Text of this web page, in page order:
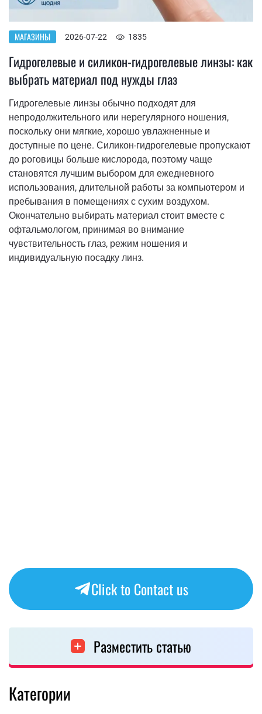
МАГАЗИНЫ 2026-07-22 1835
Гидрогелевые и силикон-гидрогелевые линзы: как
выбрать материал под нужды глаз
Гидрогелевые линзы обычно подходят для
непродолжительного или нерегулярного ношения,
поскольку они мягкие, хорошо увлажненные и
доступные по цене. Силикон-гидрогелевые пропускают
до роговицы больше кислорода, поэтому чаще
становятся лучшим выбором для ежедневного
использования, длительной работы за компьютером и
пребывания в помещениях с сухим воздухом.
Окончательно выбирать материал стоит вместе с
офтальмологом, принимая во внимание
чувствительность глаз, режим ношения и
индивидуальную посадку линз.
Click to Contact us
Разместить статью
Категории